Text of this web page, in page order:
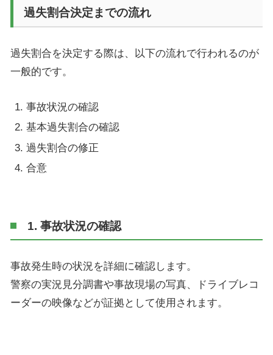
過失割合決定までの流れ
過失割合を決定する際は、以下の流れで行われるのが
一般的です。
事故状況の確認
基本過失割合の確認
過失割合の修正
合意
1. 事故状況の確認
事故発生時の状況を詳細に確認します。
警察の実況見分調書や事故現場の写真、ドライブレコ
ーダーの映像などが証拠として使用されます。